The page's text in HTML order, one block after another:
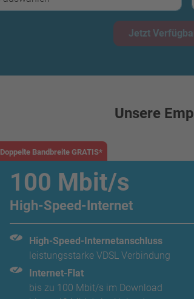
Jetzt
Unsere
Doppelte Bandbreite GRATIS*
100 Mbit/s
High-Speed-Internet
High-Speed-Internetanschluss
leistungsstarke VDSL Verbindung
Internet-Flat
bis zu 100 Mbit/s im Download